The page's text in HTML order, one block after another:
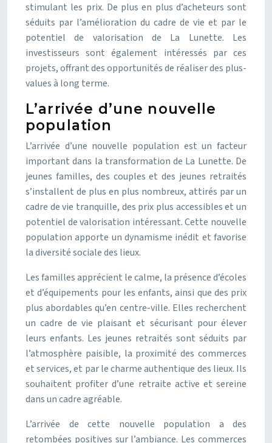
stimulant les prix. De plus en plus d’acheteurs sont
séduits par l’amélioration du cadre de vie et par le
potentiel de valorisation de La Lunette. Les
investisseurs sont également intéressés par ces
projets, offrant des opportunités de réaliser des plus-
values à long terme.
L’arrivée d’une nouvelle
population
L’arrivée d’une nouvelle population est un facteur
important dans la transformation de La Lunette. De
jeunes familles, des couples et des jeunes retraités
s’installent de plus en plus nombreux, attirés par un
cadre de vie tranquille, des prix plus accessibles et un
potentiel de valorisation intéressant. Cette nouvelle
population apporte un dynamisme inédit et favorise
la diversité sociale des lieux.
Les familles apprécient le calme, la présence d’écoles
et d’équipements pour les enfants, ainsi que des prix
plus abordables qu’en centre-ville. Elles recherchent
un cadre de vie plaisant et sécurisant pour élever
leurs enfants. Les jeunes retraités sont séduits par
l’atmosphère paisible, la proximité des commerces
et services, et par le charme authentique des lieux. Ils
souhaitent profiter d’une retraite active et sereine
dans un cadre agréable.
L’arrivée de cette nouvelle population a des
retombées positives sur l’ambiance. Les commerces